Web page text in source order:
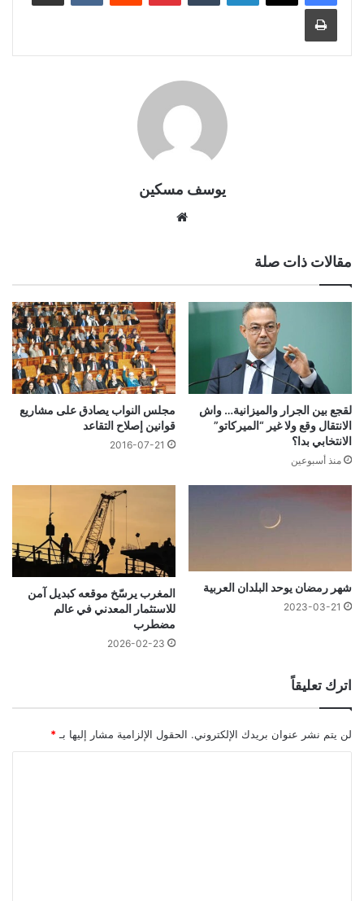
طباعة
يوسف مسكين
مقالات ذات صلة
لقجع بين الجرار والميزانية… واش
الانتقال وقع ولا غير “الميركاتو”
الانتخابي بدا؟
منذ أسبوعين
مجلس النواب يصادق على مشاريع
قوانين إصلاح التقاعد
2016-07-21
شهر رمضان يوحد البلدان العربية
2023-03-21
المغرب يرسّخ موقعه كبديل آمن
للاستثمار المعدني في عالم
مضطرب
2026-02-23
اترك تعليقاً
لن يتم نشر عنوان بريدك الإلكتروني. الحقول الإلزامية مشار إليها بـ *